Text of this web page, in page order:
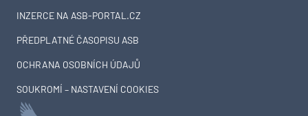
INZERCE NA ASB-PORTAL.CZ
PŘEDPLATNÉ ČASOPISU ASB
OCHRANA OSOBNÍCH ÚDAJŮ
SOUKROMÍ – NASTAVENÍ COOKIES